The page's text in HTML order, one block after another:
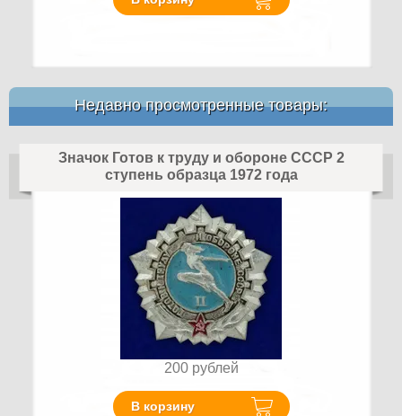
Недавно просмотренные товары:
Значок Готов к труду и обороне СССР 2
ступень образца 1972 года
200 рублей
В корзину